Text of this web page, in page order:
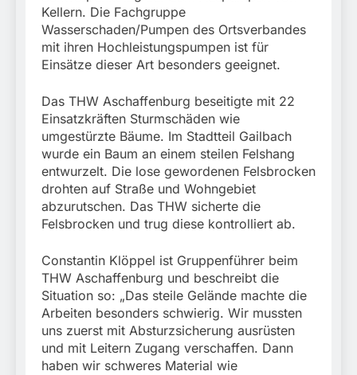
Kellern. Die Fachgruppe
Wasserschaden/Pumpen des Ortsverbandes
mit ihren Hochleistungspumpen ist für
Einsätze dieser Art besonders geeignet.
Das THW Aschaffenburg beseitigte mit 22
Einsatzkräften Sturmschäden wie
umgestürzte Bäume. Im Stadtteil Gailbach
wurde ein Baum an einem steilen Felshang
entwurzelt. Die lose gewordenen Felsbrocken
drohten auf Straße und Wohngebiet
abzurutschen. Das THW sicherte die
Felsbrocken und trug diese kontrolliert ab.
Constantin Klöppel ist Gruppenführer beim
THW Aschaffenburg und beschreibt die
Situation so: „Das steile Gelände machte die
Arbeiten besonders schwierig. Wir mussten
uns zuerst mit Absturzsicherung ausrüsten
und mit Leitern Zugang verschaffen. Dann
haben wir schweres Material wie